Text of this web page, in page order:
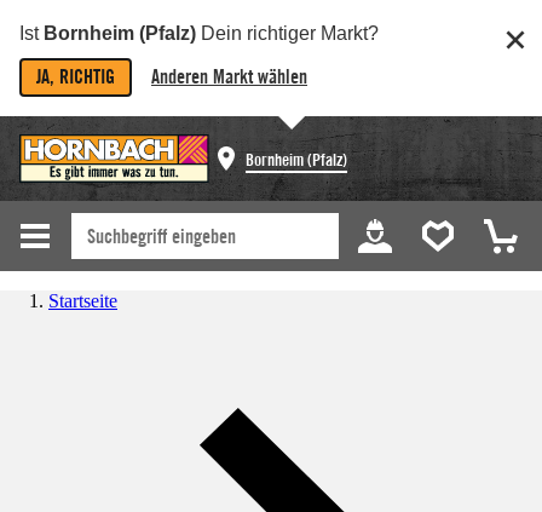
Ist Bornheim (Pfalz) Dein richtiger Markt?
JA, RICHTIG Anderen Markt wählen
Bornheim (Pfalz)
Startseite